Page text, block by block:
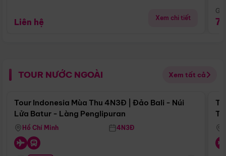
Liên hệ Xem chi tiết
TOUR NƯỚC NGOÀI Xem tất cả
Điểm nổi bật
Tour Indonesia Mùa Thu 4N3Đ | Đảo Bali - Núi
Lửa Batur - Làng Penglipuran
Hồ Chí Minh 4N3Đ